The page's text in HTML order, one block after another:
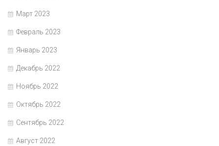
Март 2023
Февраль 2023
Январь 2023
Декабрь 2022
Ноябрь 2022
Октябрь 2022
Сентябрь 2022
Август 2022